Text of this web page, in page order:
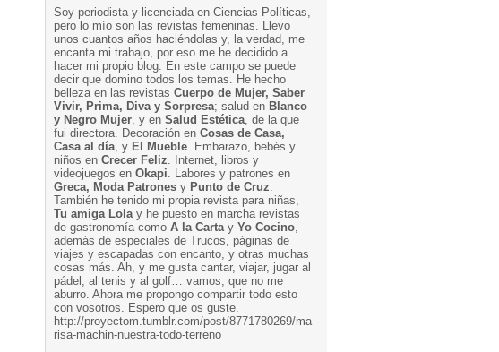
Soy periodista y licenciada en Ciencias Políticas,
pero lo mío son las revistas femeninas. Llevo
unos cuantos años haciéndolas y, la verdad, me
encanta mi trabajo, por eso me he decidido a
hacer mi propio blog. En este campo se puede
decir que domino todos los temas. He hecho
belleza en las revistas Cuerpo de Mujer, Saber
Vivir, Prima, Diva y Sorpresa; salud en Blanco
y Negro Mujer, y en Salud Estética, de la que
fui directora. Decoración en Cosas de Casa,
Casa al día, y El Mueble. Embarazo, bebés y
niños en Crecer Feliz. Internet, libros y
videojuegos en Okapi. Labores y patrones en
Greca, Moda Patrones y Punto de Cruz.
También he tenido mi propia revista para niñas,
Tu amiga Lolay he puesto en marcha revistas
de gastronomía como A la Cartay Yo Cocino,
además de especiales de Trucos, páginas de
viajes y escapadas con encanto, y otras muchas
cosas más. Ah, y me gusta cantar, viajar, jugar al
pádel, al tenis y al golf… vamos, que no me
aburro. Ahora me propongo compartir todo esto
con vosotros. Espero que os guste.
http://proyectom.tumblr.com/post/8771780269/ma
risa-machin-nuestra-todo-terreno